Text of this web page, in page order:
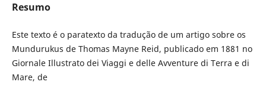
Resumo
Este texto é o paratexto da tradução de um artigo sobre os
Mundurukus de Thomas Mayne Reid, publicado em 1881 no
Giornale Illustrato dei Viaggi e delle Avventure di Terra e di
Mare, de